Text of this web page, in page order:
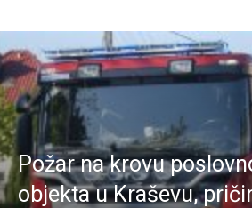
Požar na krovu
objekta u Kraševu,